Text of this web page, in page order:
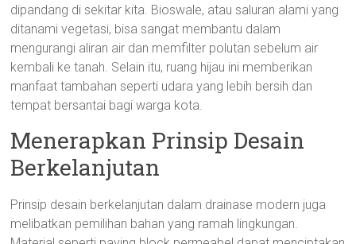
dipandang di sekitar kita. Bioswale, atau saluran alami yang
ditanami vegetasi, bisa sangat membantu dalam
mengurangi aliran air dan memfilter polutan sebelum air
kembali ke tanah. Selain itu, ruang hijau ini memberikan
manfaat tambahan seperti udara yang lebih bersih dan
tempat bersantai bagi warga kota.
Menerapkan Prinsip Desain
Berkelanjutan
Prinsip desain berkelanjutan dalam drainase modern juga
melibatkan pemilihan bahan yang ramah lingkungan.